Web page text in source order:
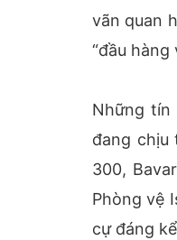
vãn quan
“đầu hàng
Những tín
đang chịu
300,
Phòng vệ
cự đáng